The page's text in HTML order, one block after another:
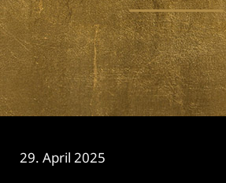
29. April 2025